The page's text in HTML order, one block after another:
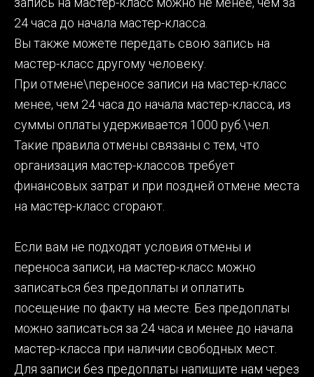
24 часа до начала мастер-класса.
Вы также можете передать свою запись на
мастер-класс другому человеку.
При отмене\переносе записи на мастер-класс
менее, чем 24 часа до начала мастер-класса, из
суммы оплаты удерживается 1000 руб.\чел.
Такие правила отмены связаны с тем, что
организация мастер-классов требует
финансовых затрат и при поздней отмене места
на мастер-класс сгорают.
Если вам не подходят условия отмены и
переноса записи, на мастер-класс можно
записаться без предоплаты и оплатить
посещение по факту на месте. Без предоплаты
можно записаться за 24 часа и менее до начала
мастер-класса при наличии свободных мест.
Для записи без предоплаты напишите нам через